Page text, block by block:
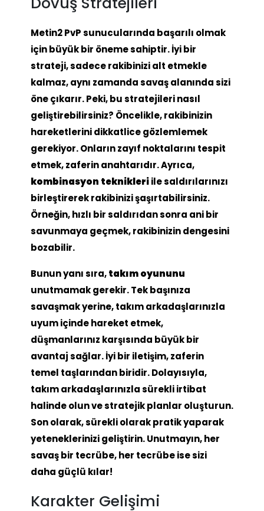
Metin2 PvP sunucularında başarılı olmak
için büyük bir öneme sahiptir. İyi bir
strateji, sadece rakibinizi alt etmekle
kalmaz, aynı zamanda savaş alanında sizi
öne çıkarır. Peki, bu stratejileri nasıl
geliştirebilirsiniz? Öncelikle, rakibinizin
hareketlerini dikkatlice gözlemlemek
gerekiyor. Onların zayıf noktalarını tespit
etmek, zaferin anahtarıdır. Ayrıca,
kombinasyon teknikleriile saldırılarınızı
birleştirerek rakibinizi şaşırtabilirsiniz.
Örneğin, hızlı bir saldırıdan sonra ani bir
savunmaya geçmek, rakibinizin dengesini
bozabilir.
Bunun yanı sıra,takım oyununu
unutmamak gerekir. Tek başınıza
savaşmak yerine, takım arkadaşlarınızla
uyum içinde hareket etmek,
düşmanlarınız karşısında büyük bir
avantaj sağlar. İyi bir iletişim, zaferin
temel taşlarından biridir. Dolayısıyla,
takım arkadaşlarınızla sürekli irtibat
halinde olun ve stratejik planlar oluşturun.
Son olarak, sürekli olarak pratik yaparak
yeteneklerinizi geliştirin. Unutmayın, her
savaş bir tecrübe, her tecrübe ise sizi
daha güçlü kılar!
Karakter Gelişimi